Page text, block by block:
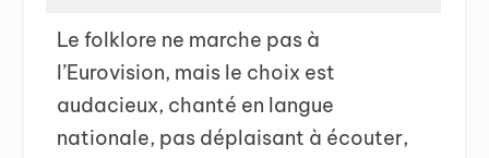
Le folklore ne marche pas à
l’Eurovision, mais le choix est
audacieux, chanté en langue
nationale, pas déplaisant à écouter,